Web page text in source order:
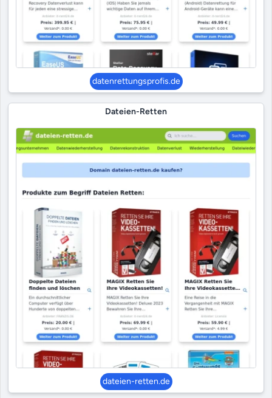
datenrettungsprofis.de
Dateien-Retten
dateien-retten.de